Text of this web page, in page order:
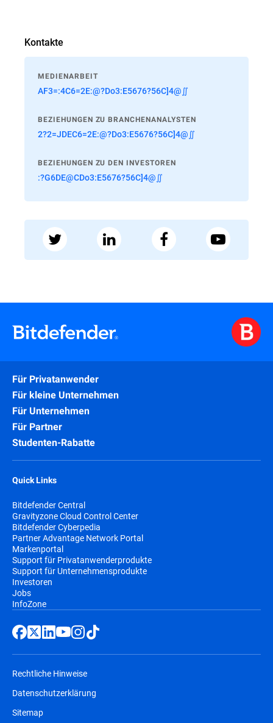
Kontakte
MEDIENARBEIT
AF3=:4C6=2E:@?Do3:E5676?56C]4@∬
BEZIEHUNGEN ZU BRANCHENANALYSTEN
2?2=JDEC6=2E:@?Do3:E5676?56C]4@∬
BEZIEHUNGEN ZU DEN INVESTOREN
:?G6DE@CDo3:E5676?56C]4@∬
Für Privatanwender
Für kleine Unternehmen
Für Unternehmen
Für Partner
Studenten-Rabatte
Quick Links
Bitdefender Central
Gravityzone Cloud Control Center
Bitdefender Cyberpedia
Partner Advantage Network Portal
Markenportal
Support für Privatanwenderprodukte
Support für Unternehmensprodukte
Investoren
Jobs
InfoZone
Rechtliche Hinweise
Datenschutzerklärung
Sitemap